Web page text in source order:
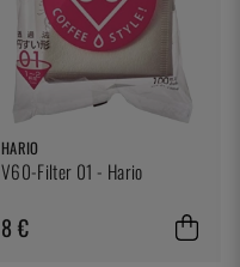
HARIO
V60-Filter 01 - Hario
8 €